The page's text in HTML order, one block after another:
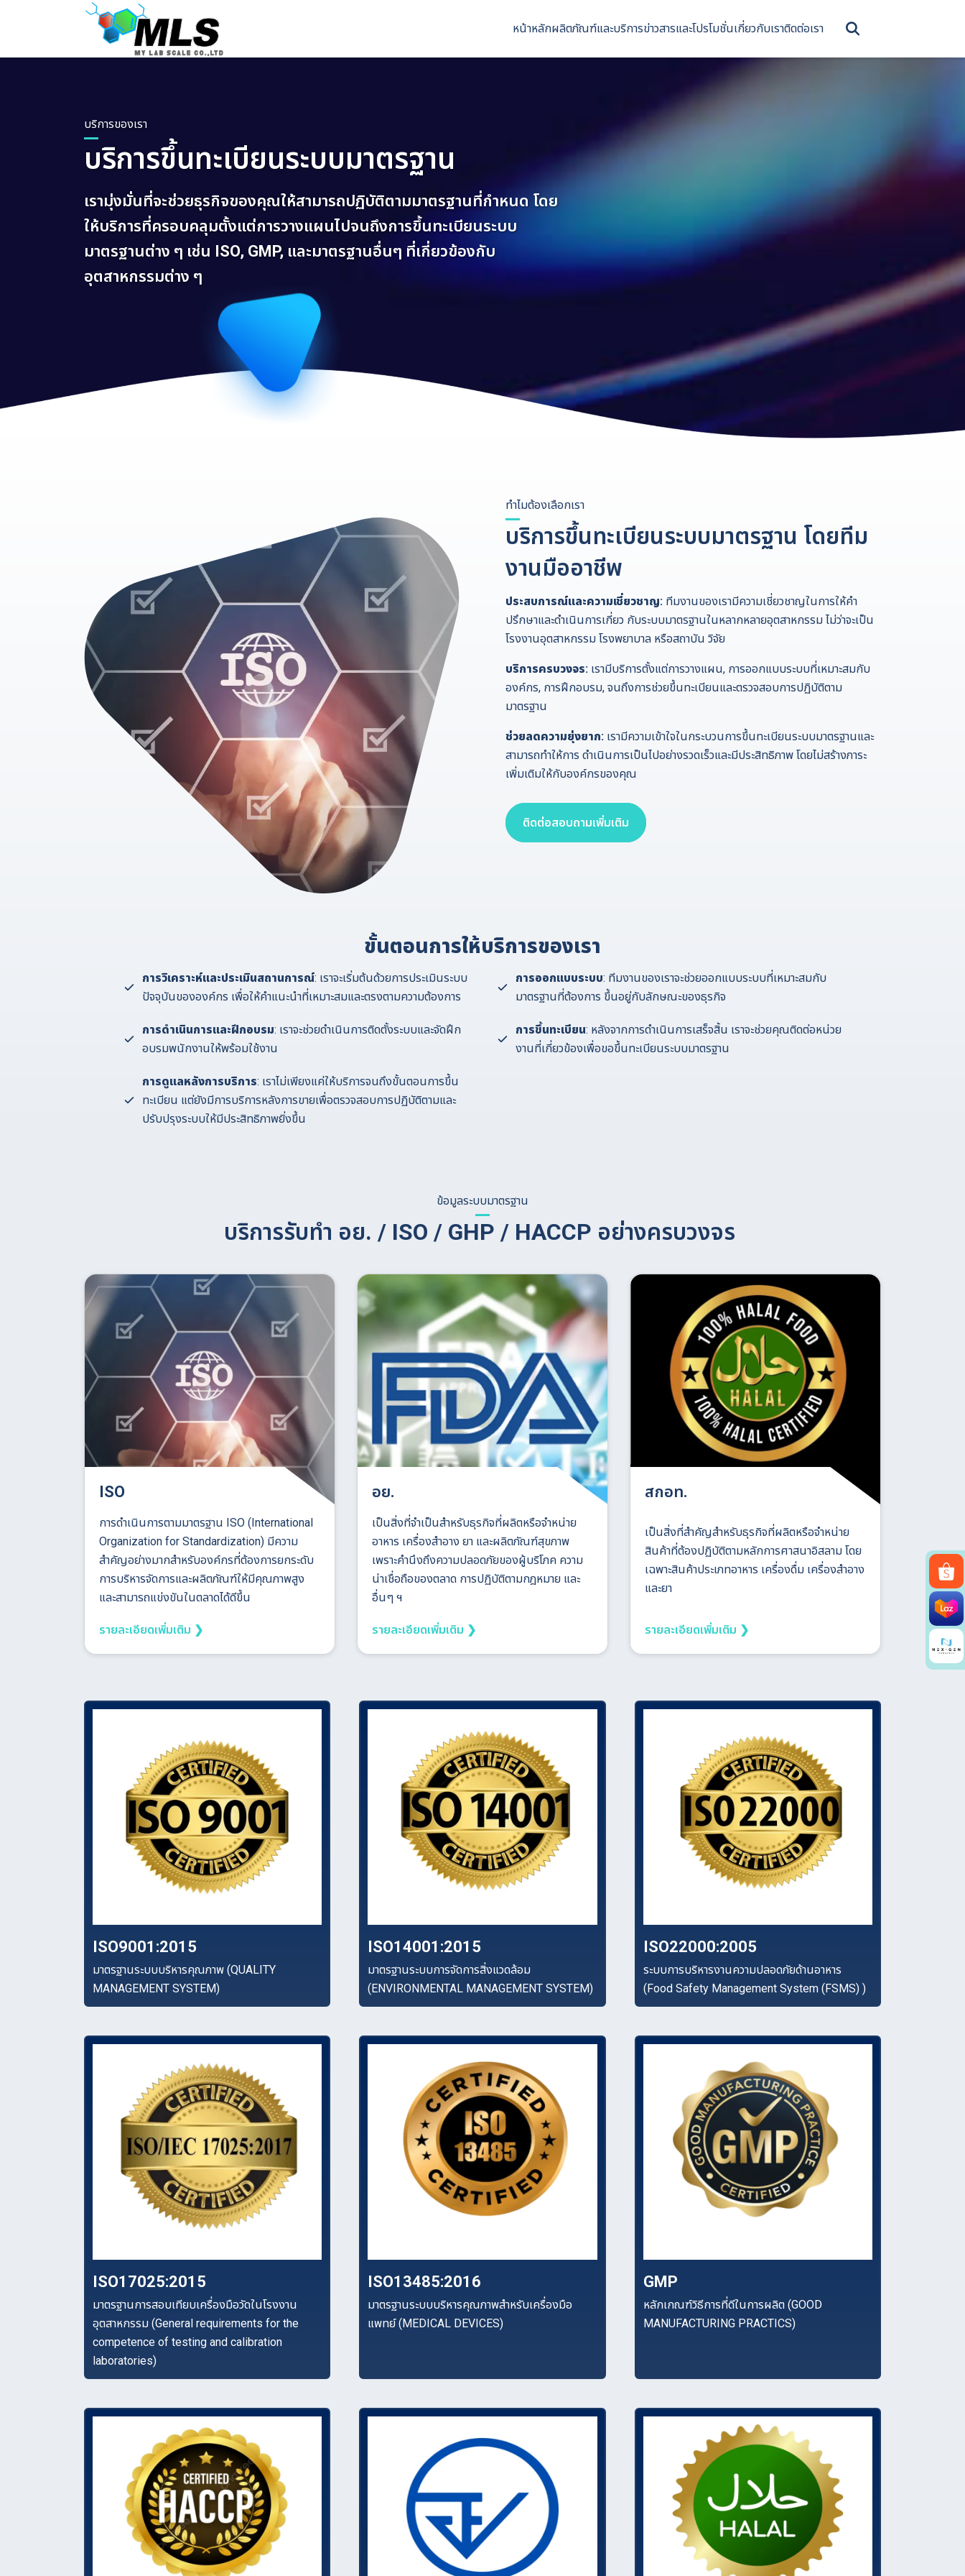
หน้าหลักผลิตภัณฑ์และบริการข่าวสารและโปรโมชั่นเกี่ยวกับเราติดต่อเรา
Search
บริการของเรา
บริการขึ้นทะเบียนระบบมาตรฐาน
เรามุ่งมั่นที่จะช่วยธุรกิจของคุณให้สามารถปฏิบัติตามมาตรฐานที่กำหนด โดย
ให้บริการที่ครอบคลุมตั้งแต่การวางแผนไปจนถึงการขึ้นทะเบียนระบบ
มาตรฐานต่าง ๆ เช่น ISO, GMP, และมาตรฐานอื่นๆ ที่เกี่ยวข้องกับ
อุตสาหกรรมต่าง ๆ
ทำไมต้องเลือกเรา
บริการขึ้นทะเบียนระบบมาตรฐาน โดยทีม
งานมืออาชีพ
ประสบการณ์และความเชี่ยวชาญ: ทีมงานของเรามีความเชี่ยวชาญในการให้คำ
ปรึกษาและดำเนินการเกี่ยว กับระบบมาตรฐานในหลากหลายอุตสาหกรรม ไม่ว่าจะเป็น
โรงงานอุตสาหกรรม โรงพยาบาล หรือสถาบัน วิจัย
บริการครบวงจร: เรามีบริการตั้งแต่การวางแผน, การออกแบบระบบที่เหมาะสมกับ
องค์กร, การฝึกอบรม, จนถึงการช่วยขึ้นทะเบียนและตรวจสอบการปฏิบัติตาม
มาตรฐาน
ช่วยลดความยุ่งยาก: เรามีความเข้าใจในกระบวนการขึ้นทะเบียนระบบมาตรฐานและ
สามารถทำให้การ ดำเนินการเป็นไปอย่างรวดเร็วและมีประสิทธิภาพ โดยไม่สร้างภาระ
เพิ่มเติมให้กับองค์กรของคุณ
ติดต่อสอบถามเพิ่มเติม
ขั้นตอนการให้บริการของเรา
การวิเคราะห์และประเมินสถานการณ์: เราจะเริ่มต้นด้วยการประเมินระบบ
ปัจจุบันขององค์กร เพื่อให้คำแนะนำที่เหมาะสมและตรงตามความต้องการ
การออกแบบระบบ: ทีมงานของเราจะช่วยออกแบบระบบที่เหมาะสมกับ
มาตรฐานที่ต้องการ ขึ้นอยู่กับลักษณะของธุรกิจ
การดำเนินการและฝึกอบรม: เราจะช่วยดำเนินการติดตั้งระบบและจัดฝึก
อบรมพนักงานให้พร้อมใช้งาน
การขึ้นทะเบียน: หลังจากการดำเนินการเสร็จสิ้น เราจะช่วยคุณติดต่อหน่วย
งานที่เกี่ยวข้องเพื่อขอขึ้นทะเบียนระบบมาตรฐาน
การดูแลหลังการบริการ: เราไม่เพียงแค่ให้บริการจนถึงขั้นตอนการขึ้น
ทะเบียน แต่ยังมีการบริการหลังการขายเพื่อตรวจสอบการปฏิบัติตามและ
ปรับปรุงระบบให้มีประสิทธิภาพยิ่งขึ้น
ข้อมูลระบบมาตรฐาน
บริการรับทำ อย. / ISO / GHP / HACCP อย่างครบวงจร
ISO
การดำเนินการตามมาตรฐาน ISO (International
Organization for Standardization) มีความ
สำคัญอย่างมากสำหรับองค์กรที่ต้องการยกระดับ
การบริหารจัดการและผลิตภัณฑ์ให้มีคุณภาพสูง
และสามารถแข่งขันในตลาดได้ดีขึ้น
รายละเอียดเพิ่มเติม ❯
อย.
เป็นสิ่งที่จำเป็นสำหรับธุรกิจที่ผลิตหรือจำหน่าย
อาหาร เครื่องสำอาง ยา และผลิตภัณฑ์สุขภาพ
เพราะคำนึงถึงความปลอดภัยของผู้บริโภค ความ
น่าเชื่อถือของตลาด การปฏิบัติตามกฎหมาย และ
อื่นๆ ฯ
รายละเอียดเพิ่มเติม ❯
สกอท.
เป็นสิ่งที่สำคัญสำหรับธุรกิจที่ผลิตหรือจำหน่าย
สินค้าที่ต้องปฏิบัติตามหลักการศาสนาอิสลาม โดย
เฉพาะสินค้าประเภทอาหาร เครื่องดื่ม เครื่องสำอาง
และยา
รายละเอียดเพิ่มเติม ❯
ISO9001:2015
มาตรฐานระบบบริหารคุณภาพ (QUALITY
MANAGEMENT SYSTEM)
ISO14001:2015
มาตรฐานระบบการจัดการสิ่งแวดล้อม
(ENVIRONMENTAL MANAGEMENT SYSTEM)
ISO22000:2005
ระบบการบริหารงานความปลอดภัยด้านอาหาร
(Food Safety Management System (FSMS) )
ISO17025:2015
มาตรฐานการสอบเทียบเครื่องมือวัดในโรงงาน
อุตสาหกรรม (General requirements for the
competence of testing and calibration
laboratories)
ISO13485:2016
มาตรฐานระบบบริหารคุณภาพสำหรับเครื่องมือ
แพทย์ (MEDICAL DEVICES)
GMP
หลักเกณฑ์วิธีการที่ดีในการผลิต (GOOD
MANUFACTURING PRACTICS)